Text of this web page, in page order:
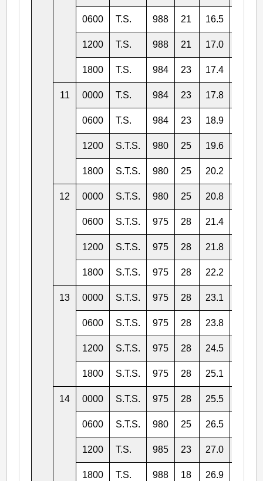
0600 T.S. 988 21 16.5
1200 T.S. 988 21 17.0
1800 T.S. 984 23 17.4
11 0000 T.S. 984 23 17.8
0600 T.S. 984 23 18.9
1200 S.T.S. 980 25 19.6
1800 S.T.S. 980 25 20.2
12 0000 S.T.S. 980 25 20.8
0600 S.T.S. 975 28 21.4
1200 S.T.S. 975 28 21.8
1800 S.T.S. 975 28 22.2
13 0000 S.T.S. 975 28 23.1
0600 S.T.S. 975 28 23.8
1200 S.T.S. 975 28 24.5
1800 S.T.S. 975 28 25.1
14 0000 S.T.S. 975 28 25.5
0600 S.T.S. 980 25 26.5
1200 T.S. 985 23 27.0
1800 T.S. 988 18 26.9